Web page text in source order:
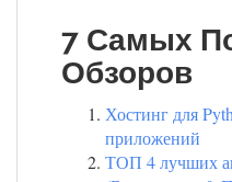
7 Самых
Обзоров
Хостинг для
приложений
ТОП 4 лучших